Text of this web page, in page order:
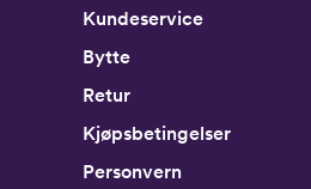
Kundeservice
Bytte
Retur
Kjøpsbetingelser
Personvern